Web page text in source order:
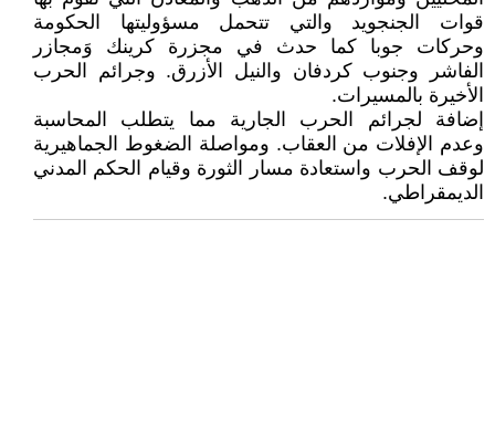
قوات الجنجويد والتي تتحمل مسؤوليتها الحكومة
وحركات جوبا كما حدث في مجزرة كرينك وَمجازر
الفاشر وجنوب كردفان والنيل الأزرق. وجرائم الحرب
الأخيرة بالمسيرات.
إضافة لجرائم الحرب الجارية مما يتطلب المحاسبة
وعدم الإفلات من العقاب. ومواصلة الضغوط الجماهيرية
لوقف الحرب واستعادة مسار الثورة وقيام الحكم المدني
الديمقراطي.